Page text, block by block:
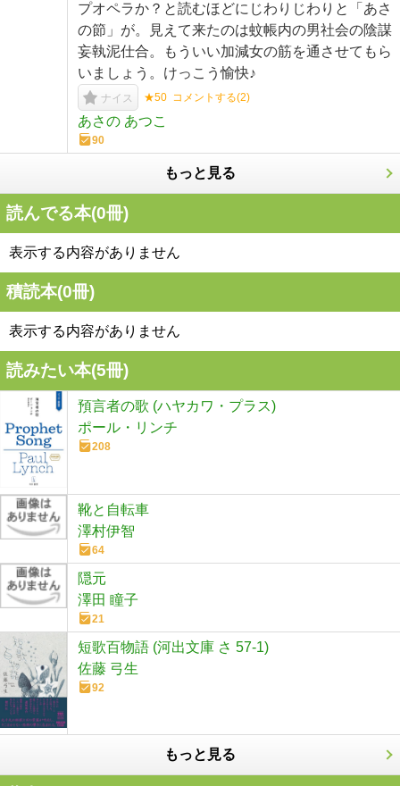
プオペラか？と読むほどにじわりじわりと「あさ
の節」が。見えて来たのは蚊帳内の男社会の陰謀
妄執泥仕合。もういい加減女の筋を通させてもら
いましょう。けっこう愉快♪
ナイス ★50 コメントする(2)
あさの あつこ
90
もっと見る
読んでる本(0冊)
表示する内容がありません
積読本(0冊)
表示する内容がありません
読みたい本(5冊)
預言者の歌 (ハヤカワ・プラス)
ポール・リンチ
208
靴と自転車
澤村伊智
64
隠元
澤田 瞳子
21
短歌百物語 (河出文庫 さ 57-1)
佐藤 弓生
92
もっと見る